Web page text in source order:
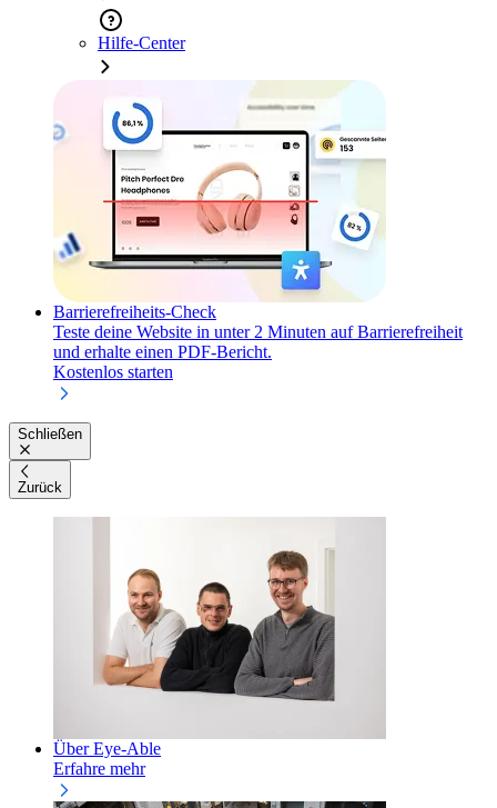
Hilfe-Center
Barrierefreiheits-Check
Teste deine Website in unter 2 Minuten auf Barrierefreiheit
und erhalte einen PDF-Bericht.
Kostenlos starten
Schließen
Zurück
Über Eye-Able
Erfahre mehr